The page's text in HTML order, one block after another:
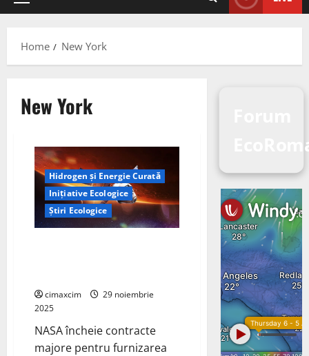
Primary
Home New York
New York
Hidrogen și Energie Curată
Inițiative Ecologice
Știri Ecologice
cimaxcim
29 noiembrie
2025
NASA încheie contracte
majore pentru furnizarea